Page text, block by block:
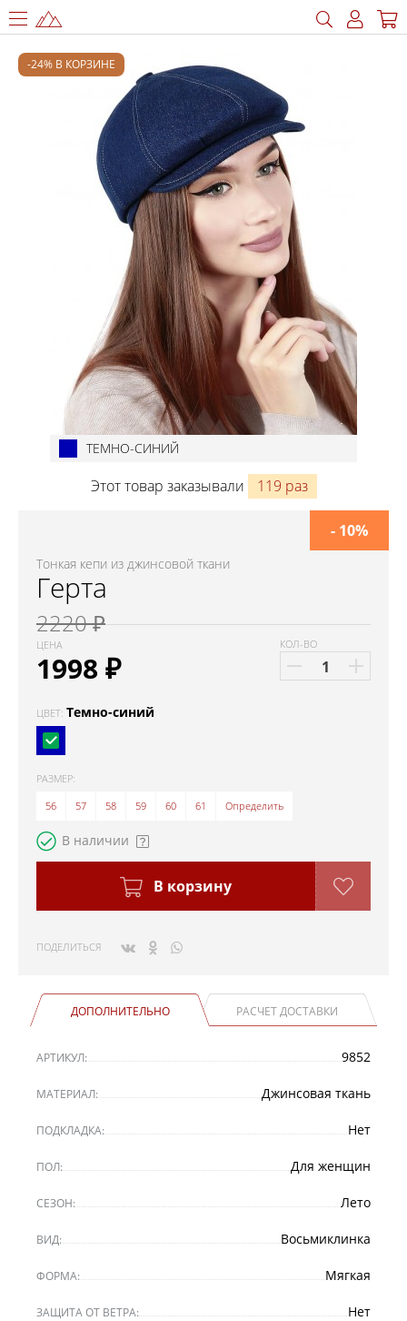
-24% В КОРЗИНЕ
ТЕМНО-СИНИЙ
Этот товар заказывали 119 раз
Тонкая кепи из джинсовой ткани
Герта
2220 ₽
ЦЕНА
1998 ₽
- 10%
КОЛ-ВО
ЦВЕТ: Темно-синий
РАЗМЕР:
56
57 58 59 60 61 Определить
В наличии
В корзину
ПОДЕЛИТЬСЯ
ДОПОЛНИТЕЛЬНО РАСЧЕТ ДОСТАВКИ
АРТИКУЛ: 9852
МАТЕРИАЛ: Джинсовая ткань
ПОДКЛАДКА: Нет
ПОЛ: Для женщин
СЕЗОН: Лето
ВИД: Восьмиклинка
ФОРМА: Мягкая
ЗАЩИТА ОТ ВЕТРА: Нет